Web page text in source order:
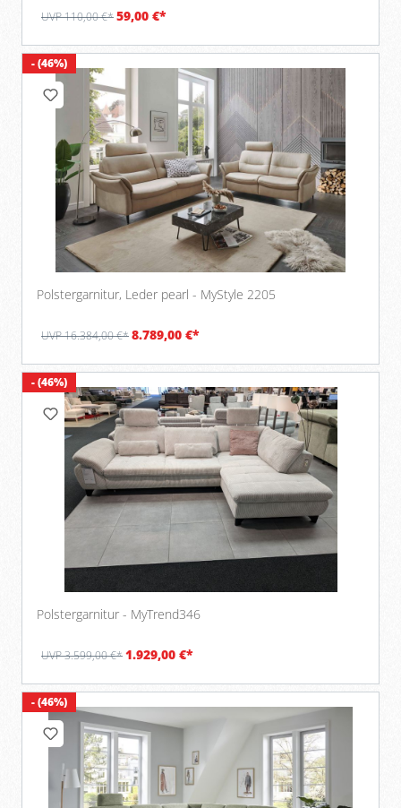
UVP 110,00 €*59,00 €*
- (46%)
Polstergarnitur, Leder pearl - MyStyle 2205
UVP 16.384,00 €*8.789,00 €*
- (46%)
Polstergarnitur - MyTrend346
UVP 3.599,00 €*1.929,00 €*
- (46%)